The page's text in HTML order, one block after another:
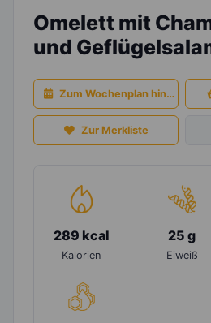
Omelett mit
und
Zum Wochenplan hinzufügen
Zur Merkliste
289 kcal
Kalorien
25 g
Eiweiß